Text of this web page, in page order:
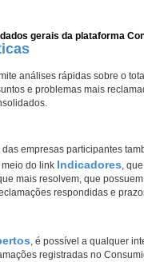
gerais da plataforma
análises rápidas sobre o
e problemas mais
empresas participantes
do link Indicadores,
mais resolvem, que
respondidas e
, é possível a qualquer
registradas no